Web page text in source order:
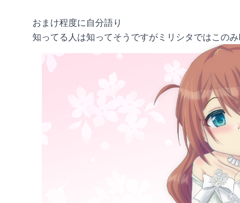
おまけ程度に自分語り
知ってる人は知ってそうですがミリシタではこの